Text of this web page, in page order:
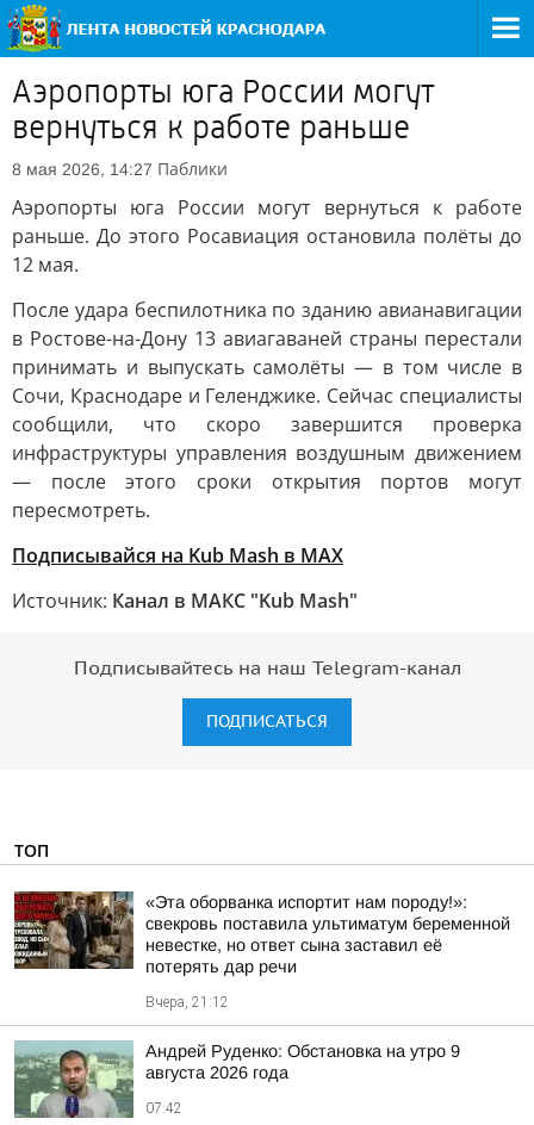
Аэропорты юга России могут
вернуться к работе раньше
8 мая 2026, 14:27 Паблики
Аэропорты юга России могут вернуться к работе
раньше. До этого Росавиация остановила полёты до
12 мая.
После удара беспилотника по зданию авианавигации
в Ростове-на-Дону 13 авиагаваней страны перестали
принимать и выпускать самолёты — в том числе в
Сочи, Краснодаре и Геленджике. Сейчас специалисты
сообщили, что скоро завершится проверка
инфраструктуры управления воздушным движением
— после этого сроки открытия портов могут
пересмотреть.
Подписывайся на Kub Mash в MAX
Источник: Канал в МАКС "Kub Mash"
Подписывайтесь на наш Telegram-канал
ПОДПИСАТЬСЯ
ТОП
«Эта оборванка испортит нам породу!»:
свекровь поставила ультиматум беременной
невестке, но ответ сына заставил её
потерять дар речи
Вчера, 21:12
Андрей Руденко: Обстановка на утро 9
августа 2026 года
07:42